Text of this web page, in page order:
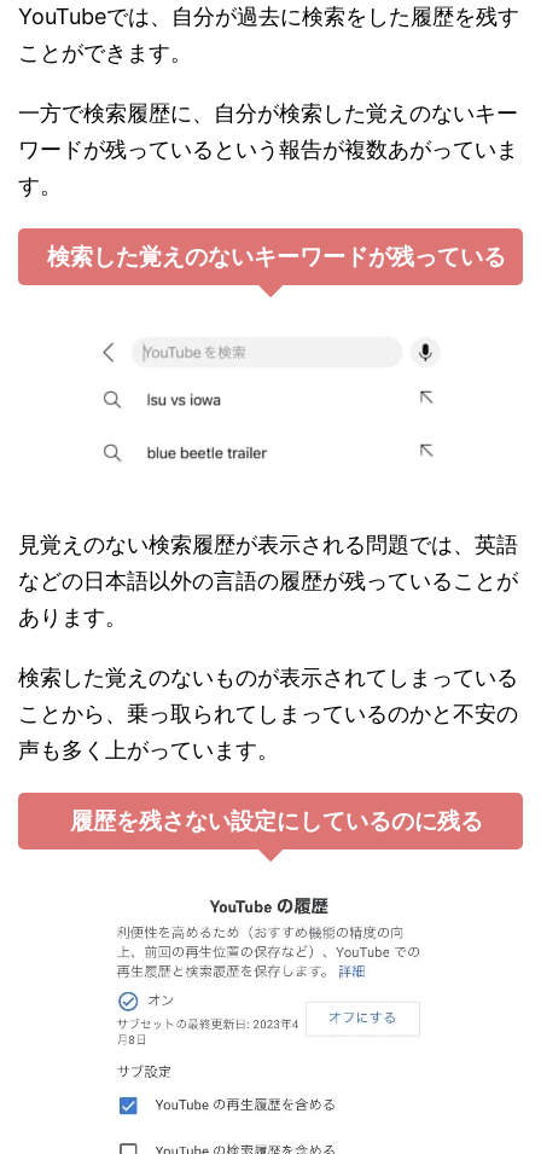
YouTubeでは、自分が過去に検索をした履歴を残す
ことができます。
一方で検索履歴に、自分が検索した覚えのないキー
ワードが残っているという報告が複数あがっていま
す。
検索した覚えのないキーワードが残っている
見覚えのない検索履歴が表示される問題では、英語
などの日本語以外の言語の履歴が残っていることが
あります。
検索した覚えのないものが表示されてしまっている
ことから、乗っ取られてしまっているのかと不安の
声も多く上がっています。
履歴を残さない設定にしているのに残る